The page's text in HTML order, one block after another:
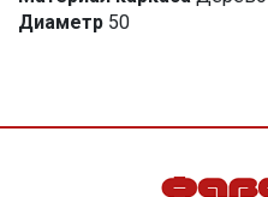
Диаметр 50